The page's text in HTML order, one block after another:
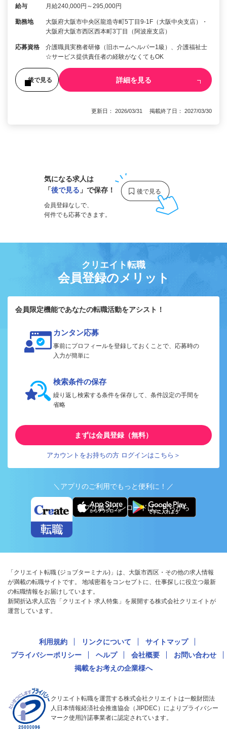
給与 月給240,000円～295,000円
勤務地
大阪府大阪市中央区龍造寺町5丁目9-1F（大阪中央支店）・
大阪府大阪市西区西本町3丁目（阿波座支店）
応募資格
介護職員実務者研修（旧ホームヘルパー1級）、介護福祉士
☆サービス提供責任者の経験がなくてもOK
後で見る 詳細を見る
更新日： 2026/03/31 掲載終了日： 2027/03/30
気になる求人は
「後で見る 」で保存！
会員登録なしで、
何件でも応募できます。
クリエイト転職
会員登録のメリット
会員限定機能であなたの転職活動をアシスト！
カンタン応募
事前にプロフィールを登録しておくことで、応募時の
入力が簡単に
検索条件の保存
繰り返し検索する条件を保存して、条件設定の手間を
省略
まずは会員登録（無料）
アカウントをお持ちの方 ログインはこちら＞
＼アプリのご利用でもっと便利に！／
アプリ版ダウンロードはこちらから
「クリエイト転職 (ジョブターミナル)」は、大阪市西区・その他の求人情報
が満載の転職サイトです。 地域密着をコンセプトに、仕事探しに役立つ最新
の転職情報をお届けしています。
新聞折込求人広告「クリエイト 求人特集」を展開する株式会社クリエイトが
運営しています。
利用規約 リンクについて
サイトマップ
プライバシーポリシー
ヘルプ 会社概要
お問い合わせ
掲載をお考えの企業様へ
クリエイト転職を運営する株式会社クリエイトは一般財団法
人日本情報経済社会推進協会（JIPDEC）によりプライバシー
マーク使用許諾事業者に認定されています。